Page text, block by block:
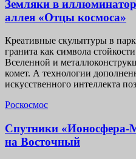
Земляки в
аллея «Отцы космоса»
Креативные скульптуры в
гранита как символа
Вселенной и
комет. А технологии
искусственного интеллекта
Роскосмос
Спутники «Ионосфера-
на Восточный